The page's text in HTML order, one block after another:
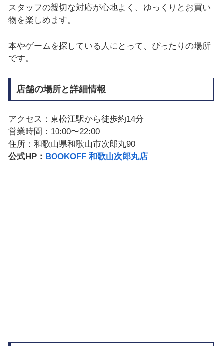
スタッフの親切な対応が心地よく、ゆっくりとお買い
物を楽しめます。
本やゲームを探している人にとって、ぴったりの場所
です。
店舗の場所と詳細情報
アクセス：東松江駅から徒歩約14分
営業時間：10:00〜22:00
住所：和歌山県和歌山市次郎丸90
公式HP： BOOKOFF 和歌山次郎丸店